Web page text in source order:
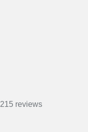
215 reviews